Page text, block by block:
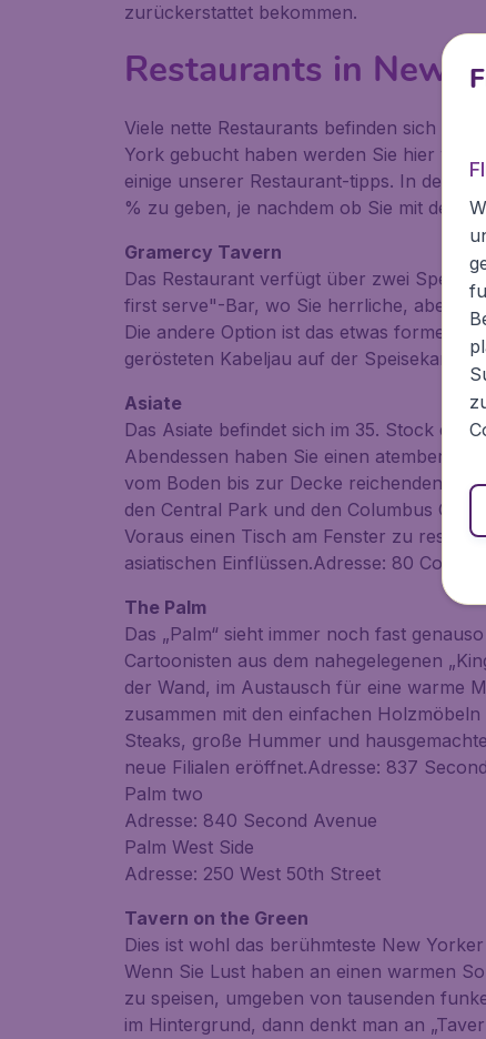
zurückerstattet bekommen.
Restaurants in New
Viele nette Restaurants befinden sich in
York gebucht haben werden Sie hier
einige unserer Restaurant-tipps. In den
% zu geben, je nachdem ob Sie mit dem
Gramercy Tavern
Das Restaurant verfügt über zwei
first serve"-Bar, wo Sie herrliche, aber
Die andere Option ist das etwas
gerösteten Kabeljau auf der
Asiate
Das Asiate befindet sich im 35. Stock des
Abendessen haben Sie einen
vom Boden bis zur Decke reichenden
den Central Park und den Columbus
Voraus einen Tisch am Fenster zu
asiatischen Einflüssen.Adresse: 80
The Palm
Das „Palm“ sieht immer noch fast
Cartoonisten aus dem nahegelegenen
der Wand, im Austausch für eine warme
zusammen mit den einfachen
Steaks, große Hummer und
neue Filialen eröffnet.Adresse: 837
Palm two
Adresse: 840 Second Avenue
Palm West Side
Adresse: 250 West 50th Street
Tavern on the Green
Dies ist wohl das berühmteste New
Wenn Sie Lust haben an einen warmen
zu speisen, umgeben von tausenden
im Hintergrund, dann denkt man an